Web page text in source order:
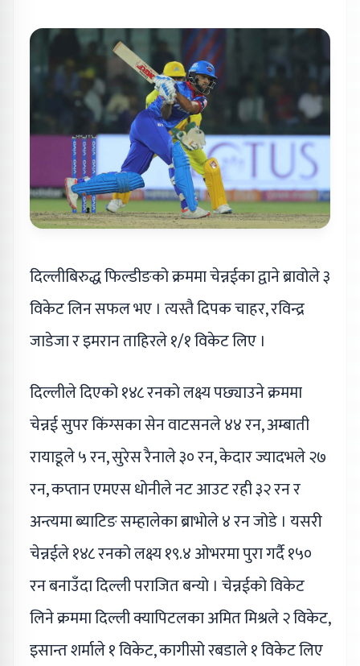
दिल्लीबिरुद्ध फिल्डीङको क्रममा चेन्नईका द्वाने ब्रावोले ३
विकेट लिन सफल भए । त्यस्तै दिपक चाहर, रविन्द्र
जाडेजा र इमरान ताहिरले १/१ विकेट लिए ।
दिल्लीले दिएको १४८ रनको लक्ष्य पछ्याउने क्रममा
चेन्नई सुपर किंग्सका सेन वाटसनले ४४ रन, अम्बाती
रायाडूले ५ रन, सुरेस रैनाले ३० रन, केदार ज्यादभले २७
रन, कप्तान एमएस धोनीले नट आउट रही ३२ रन र
अन्त्यमा ब्याटिङ सम्हालेका ब्राभोले ४ रन जोडे । यसरी
चेन्नईले १४८ रनको लक्ष्य १९.४ ओभरमा पुरा गर्दै १५०
रन बनाउँदा दिल्ली पराजित बन्यो । चेन्नईको विकेट
लिने क्रममा दिल्ली क्यापिटलका अमित मिश्रले २ विकेट,
इसान्त शर्माले १ विकेट, कागीसो रबडाले १ विकेट लिए